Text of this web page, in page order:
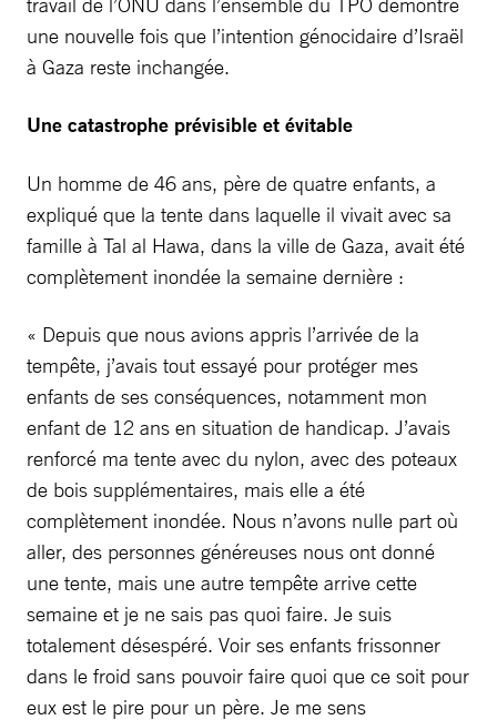
une nouvelle fois que l’intention génocidaire d’Israël
à Gaza reste inchangée.
Une catastrophe prévisible et évitable
Un homme de 46 ans, père de quatre enfants, a
expliqué que la tente dans laquelle il vivait avec sa
famille à Tal al Hawa, dans la ville de Gaza, avait été
complètement inondée la semaine dernière :
« Depuis que nous avions appris l’arrivée de la
tempête, j’avais tout essayé pour protéger mes
enfants de ses conséquences, notamment mon
enfant de 12 ans en situation de handicap. J’avais
renforcé ma tente avec du nylon, avec des poteaux
de bois supplémentaires, mais elle a été
complètement inondée. Nous n’avons nulle part où
aller, des personnes généreuses nous ont donné
une tente, mais une autre tempête arrive cette
semaine et je ne sais pas quoi faire. Je suis
totalement désespéré. Voir ses enfants frissonner
dans le froid sans pouvoir faire quoi que ce soit pour
eux est le pire pour un père. Je me sens